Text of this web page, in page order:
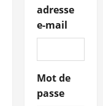
adresse
e-mail
Mot de
passe